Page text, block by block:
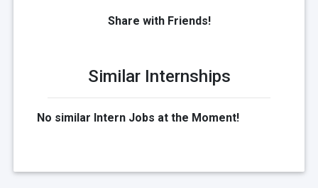
Share with Friends!
Similar Internships
No similar Intern Jobs at the Moment!